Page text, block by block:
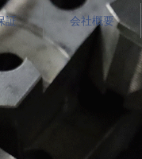
証 会社概要